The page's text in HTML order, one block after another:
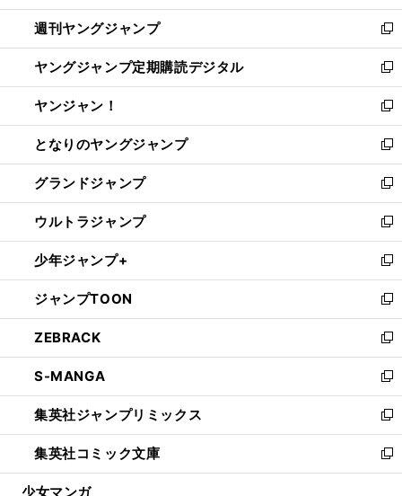
開
く
ウ
で
開
く
ン
ド
ウ
で
開
く
ウ
ィ
ン
ド
ウ
で
開
く
週刊ヤングジャンプ
新
し
い
ウ
ィ
ン
ド
ウ
で
開
く
ヤングジャンプ定期購読デジタル
新
し
い
ウ
ィ
ン
ド
ウ
で
開
く
ヤンジャン！
新
し
い
ウ
ィ
ン
ド
ウ
で
開
く
となりのヤングジャンプ
新
し
い
ウ
ィ
ン
ド
ウ
で
開
く
グランドジャンプ
新
し
い
ウ
ィ
ン
ド
ウ
で
開
く
ウルトラジャンプ
新
し
い
ウ
ィ
ン
ド
ウ
で
開
く
少年ジャンプ+
新
し
い
ウ
ィ
ン
ド
ウ
で
開
く
ジャンプTOON
新
し
い
ウ
ィ
ン
ド
ウ
で
開
ZEBRACK
新
し
い
ウ
ィ
ン
ド
ウ
S-MANGA
新
し
い
ウ
ィ
ン
集英社ジャンプリミックス
新
し
い
ウ
集英社コミック文庫
新
し
少女マンガ